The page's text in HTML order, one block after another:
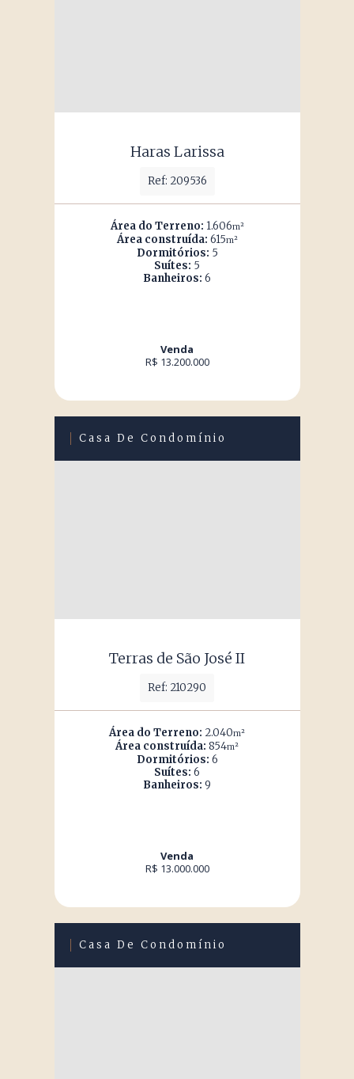
Haras Larissa
Ref: 209536
Área do Terreno: 1.606m²
Área construída: 615m²
Dormitórios: 5
Suítes: 5
Banheiros: 6
Venda
R$ 13.200.000
Casa De Condomínio
Terras de São José II
Ref: 210290
Área do Terreno: 2.040m²
Área construída: 854m²
Dormitórios: 6
Suítes: 6
Banheiros: 9
Venda
R$ 13.000.000
Casa De Condomínio